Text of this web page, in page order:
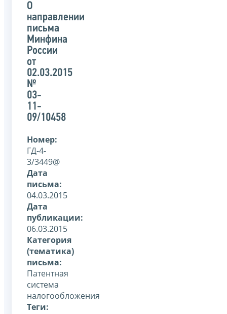
указанного
письма
О
направлении
письма
Минфина
России
от
02.03.2015
№
03-
11-
09/10458
Номер:
ГД-4-
3/3449@
Дата
письма:
04.03.2015
Дата
публикации:
06.03.2015
Категория
(тематика)
письма:
Патентная
система
налогообложения
Теги: